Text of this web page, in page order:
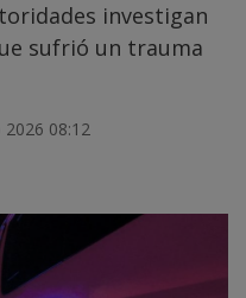
investigan
sufrió un trauma
08:12